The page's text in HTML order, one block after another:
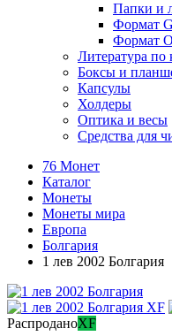
Папки и
Формат
Формат
Литература
Боксы и
Капсулы
Холдеры
Оптика и весы
Средства для
76 Монет
Каталог
Монеты
Монеты мира
Европа
Болгария
1 лев 2002 Болгария
РаспроданоXF